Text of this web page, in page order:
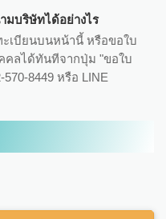
มบริษัทได้อย่างไร
เบียนบนหน้านี้ หรือขอใบ
คลได้ทันทีจากปุ่ม "ขอใบ
8449 หรือ LINE